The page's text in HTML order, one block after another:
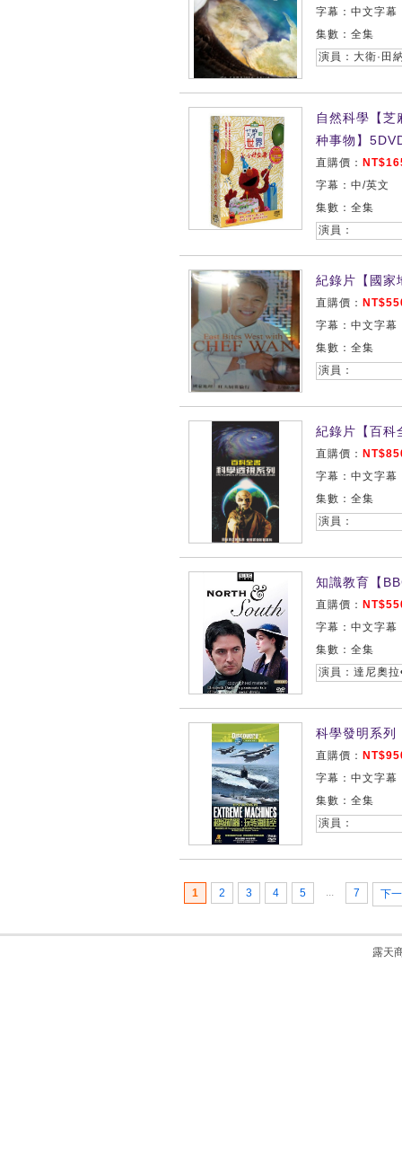
字幕：中文字幕
集數：全集
演員：大衛·田
自然科學【
种事物】
直購價：
字幕：中/英文
集數：全集
演員：
紀錄片【國家
直購價：
字幕：中文字幕
集數：全集
演員：
紀錄片【百科
直購價：
字幕：中文字幕
集數：全集
演員：
知識教育【
直購價：
字幕：中文字幕
集數：全集
演員：達尼奧
科學發明系列
直購價：
字幕：中文字幕
集數：全集
演員：
1 2 3 4 5 ... 7 下
露天